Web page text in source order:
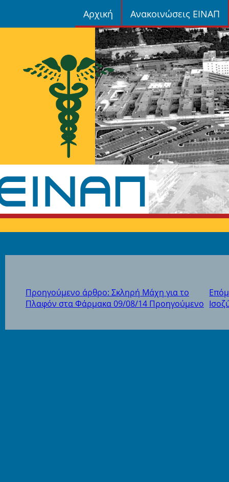
Αρχική Ανακοινώσεις ΕΙΝΑΠ
Προηγούμενο άρθρο: Σκληρή Μάχη για το
Πλαφόν στα Φάρμακα 09/08/14 Προηγούμενο